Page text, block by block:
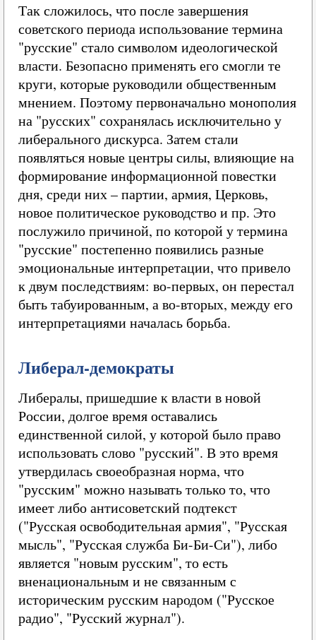
Так сложилось, что после завершения
советского периода использование термина
"русские" стало символом идеологической
власти. Безопасно применять его смогли те
круги, которые руководили общественным
мнением. Поэтому первоначально монополия
на "русских" сохранялась исключительно у
либерального дискурса. Затем стали
появляться новые центры силы, влияющие на
формирование информационной повестки
дня, среди них – партии, армия, Церковь,
новое политическое руководство и пр. Это
послужило причиной, по которой у термина
"русские" постепенно появились разные
эмоциональные интерпретации, что привело
к двум последствиям: во-первых, он перестал
быть табуированным, а во-вторых, между его
интерпретациями началась борьба.
Либерал-демократы
Либералы, пришедшие к власти в новой
России, долгое время оставались
единственной силой, у которой было право
использовать слово "русский". В это время
утвердилась своеобразная норма, что
"русским" можно называть только то, что
имеет либо антисоветский подтекст
("Русская освободительная армия", "Русская
мысль", "Русская служба Би-Би-Си"), либо
является "новым русским", то есть
вненациональным и не связанным с
историческим русским народом ("Русское
радио", "Русский журнал").